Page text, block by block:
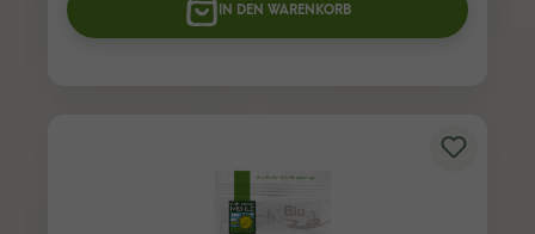
IN DEN WARENKORB